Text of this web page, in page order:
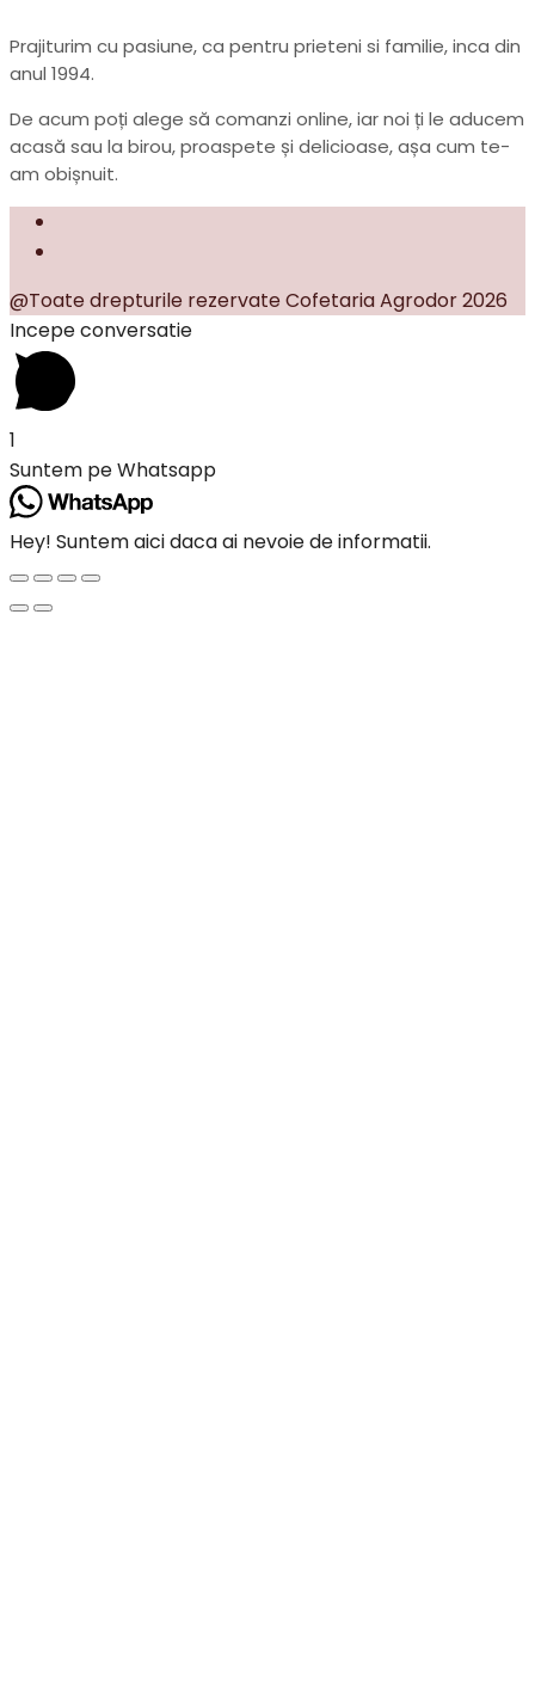
Prajiturim cu pasiune, ca pentru prieteni si familie, inca din
anul 1994.
De acum poți alege să comanzi online, iar noi ți le aducem
acasă sau la birou, proaspete și delicioase, așa cum te-
am obișnuit.
@Toate drepturile rezervate Cofetaria Agrodor 2026
Incepe conversatie
1
Suntem pe Whatsapp
Hey! Suntem aici daca ai nevoie de informatii.